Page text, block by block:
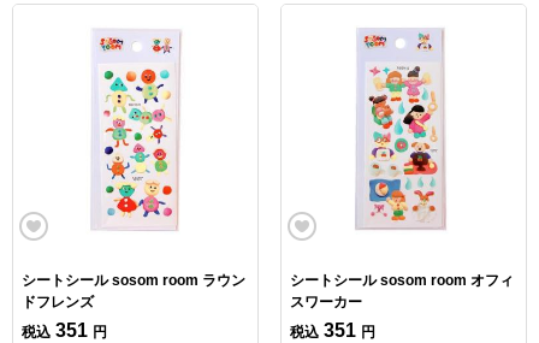
シートシール sosom room ラウン
ドフレンズ
税込 351 円
シートシール sosom room オフィ
スワーカー
税込 351 円